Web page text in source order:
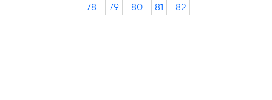
78
79 80 81 82